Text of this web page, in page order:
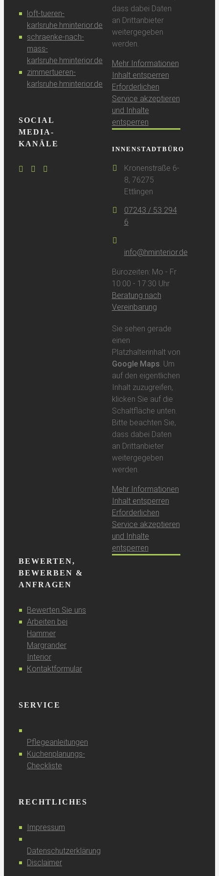
loft-tueren-
karlsruhe.hminterior.de
schraenke-nach-
mass-
karlsruhe.hminterior.de
zimmertueren-
karlsruhe.hminterior.de
SOCIAL
MEDIA-
KANÄLE
dass dabei Daten
an Drittanbieter
weitergegeben
werden.
Mehr Informationen
Inhalt entsperren
Erforderlichen
Service akzeptieren
und Inhalte
entsperren
INNENSTADTBÜRO
Kronenstraße 6-
8, 76275
Ettlingen
07243 / 53 294
6
info@hminterior.de
Bürozeiten: Mo - Fr
10:00 - 17:30 Uhr
Beratung nach
Vereinbarung
Sie sehen gerade
einen
Platzhalterinhalt von
Google Maps . Um
auf den eigentlichen
Inhalt zuzugreifen,
klicken Sie auf die
Schaltfläche unten.
Bitte beachten Sie,
dass dabei Daten
an Drittanbieter
weitergegeben
werden.
Mehr Informationen
Inhalt entsperren
Erforderlichen
Service akzeptieren
und Inhalte
entsperren
BEWERTEN,
BEWERBEN &
ANFRAGEN
Bewerten Sie uns
Arbeiten bei
Hammer
Margrander
Interior
Kontaktformular
SERVICE
Pflegeanleitungen
Küchenplanungs-
Checkliste
RECHTLICHES
Impressum
Datenschutzerklärung
Disclaimer